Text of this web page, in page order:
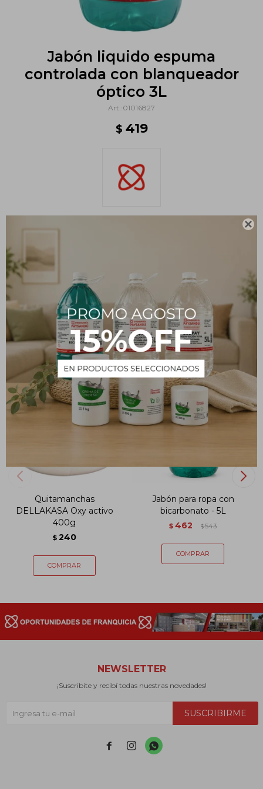

Jabón liquido espuma
controlada con blanqueador
óptico 3L
01016827
$ 419
Volumen
PRODUCTOS QUE TE PUEDEN INTERESAR
Quitamanchas
DELLAKASA Oxy activo
400g
$ 240
Jabón para ropa con
bicarbonato - 5L
$ 462 $543
NEWSLETTER
¡Suscribite y recibí todas nuestras novedades!
SUSCRIBIRME
  